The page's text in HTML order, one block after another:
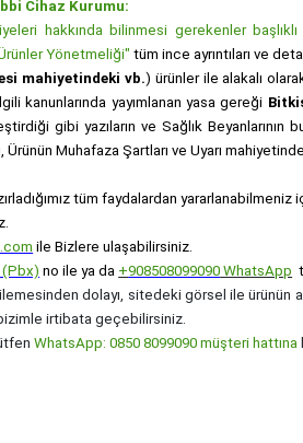
Cihaz Kurumu:
hakkında bilinmesi gerekenler
Yönetmeliği" tüm ince ayrıntıları ve
mahiyetindeki vb.) ürünler ile alakalı
kanunlarında yayımlanan yasa gereği
gibi yazıların ve Sağlık
Ürünün Muhafaza Şartları ve Uyarı
tüm faydalardan yararlanabilmeniz
ile Bizlere ulaşabilirsiniz.
(Pbx) no ile ya da +908508099090 WhatsApp
dolayı, sitedeki görsel ile
irtibata geçebilirsiniz.
WhatsApp: 0850 8099090 müşteri hattına